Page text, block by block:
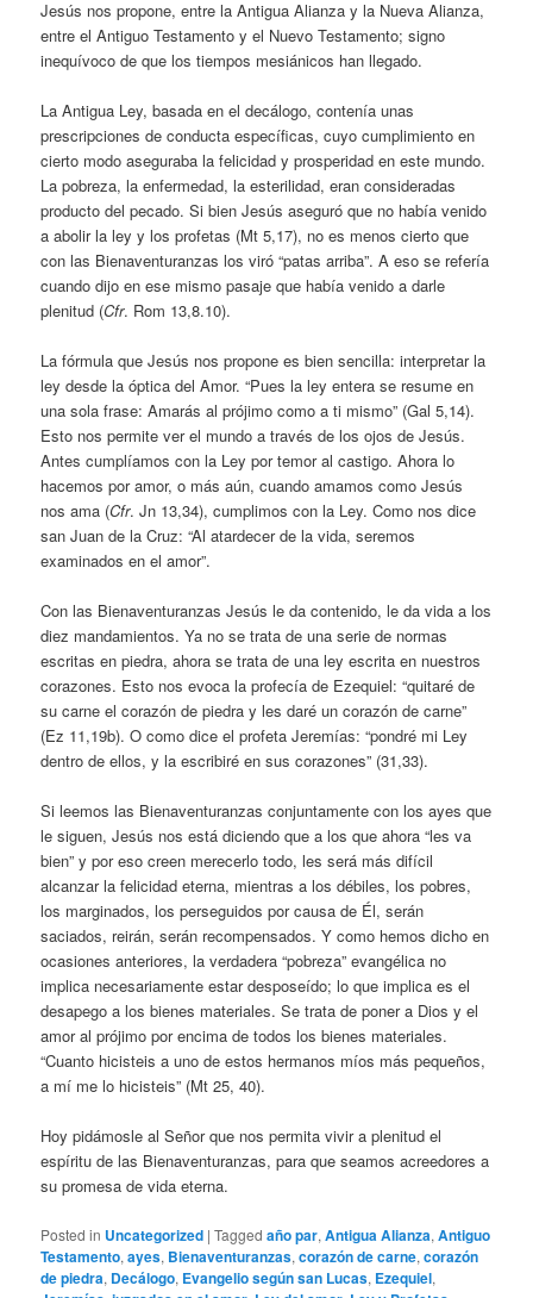
Jesús nos propone, entre la Antigua Alianza y la Nueva Alianza,
entre el Antiguo Testamento y el Nuevo Testamento; signo
inequívoco de que los tiempos mesiánicos han llegado.
La Antigua Ley, basada en el decálogo, contenía unas
prescripciones de conducta específicas, cuyo cumplimiento en
cierto modo aseguraba la felicidad y prosperidad en este mundo.
La pobreza, la enfermedad, la esterilidad, eran consideradas
producto del pecado. Si bien Jesús aseguró que no había venido
a abolir la ley y los profetas (Mt 5,17), no es menos cierto que
con las Bienaventuranzas los viró “patas arriba”. A eso se refería
cuando dijo en ese mismo pasaje que había venido a darle
plenitud (Cfr. Rom 13,8.10).
La fórmula que Jesús nos propone es bien sencilla: interpretar la
ley desde la óptica del Amor. “Pues la ley entera se resume en
una sola frase: Amarás al prójimo como a ti mismo” (Gal 5,14).
Esto nos permite ver el mundo a través de los ojos de Jesús.
Antes cumplíamos con la Ley por temor al castigo. Ahora lo
hacemos por amor, o más aún, cuando amamos como Jesús
nos ama (Cfr. Jn 13,34), cumplimos con la Ley. Como nos dice
san Juan de la Cruz: “Al atardecer de la vida, seremos
examinados en el amor”.
Con las Bienaventuranzas Jesús le da contenido, le da vida a los
diez mandamientos. Ya no se trata de una serie de normas
escritas en piedra, ahora se trata de una ley escrita en nuestros
corazones. Esto nos evoca la profecía de Ezequiel: “quitaré de
su carne el corazón de piedra y les daré un corazón de carne”
(Ez 11,19b). O como dice el profeta Jeremías: “pondré mi Ley
dentro de ellos, y la escribiré en sus corazones” (31,33).
Si leemos las Bienaventuranzas conjuntamente con los ayes que
le siguen, Jesús nos está diciendo que a los que ahora “les va
bien” y por eso creen merecerlo todo, les será más difícil
alcanzar la felicidad eterna, mientras a los débiles, los pobres,
los marginados, los perseguidos por causa de Él, serán
saciados, reirán, serán recompensados. Y como hemos dicho en
ocasiones anteriores, la verdadera “pobreza” evangélica no
implica necesariamente estar desposeído; lo que implica es el
desapego a los bienes materiales. Se trata de poner a Dios y el
amor al prójimo por encima de todos los bienes materiales.
“Cuanto hicisteis a uno de estos hermanos míos más pequeños,
a mí me lo hicisteis” (Mt 25, 40).
Hoy pidámosle al Señor que nos permita vivir a plenitud el
espíritu de las Bienaventuranzas, para que seamos acreedores a
su promesa de vida eterna.
Posted in Uncategorized |Tagged año par,Antigua Alianza,Antiguo
Testamento,ayes, Bienaventuranzas,corazón de carne,corazón
de piedra, Decálogo, Evangelio según san Lucas, Ezequiel,